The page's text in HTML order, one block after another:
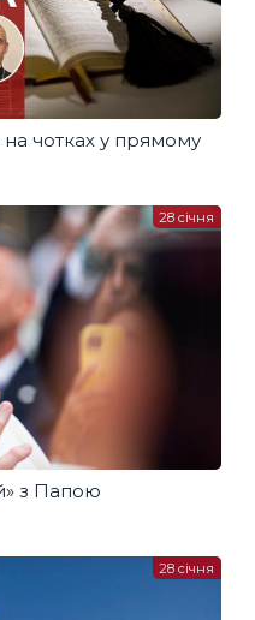
чотках у прямому
з Папою
28 січня
28 січня